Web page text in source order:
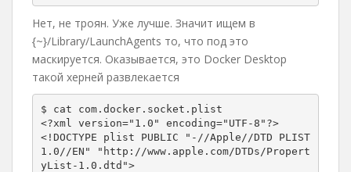
Нет, не троян. Уже лучше. Значит ищем в
{~}/Library/LaunchAgents то, что под это
маскируется. Оказывается, это Docker Desktop
такой херней развлекается
$ cat com.docker.socket.plist
<?xml version="1.0" encoding="UTF-8"?>
<!DOCTYPE plist PUBLIC "-//Apple//DTD PLIST
1.0//EN" "http://www.apple.com/DTDs/Propert
yList-1.0.dtd">